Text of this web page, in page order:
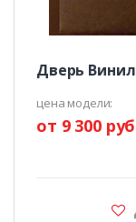
Дверь
цена модели:
от 9 300